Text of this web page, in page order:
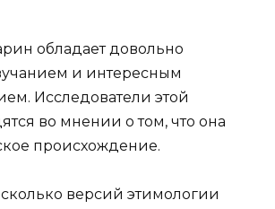
обладает довольно
и интересным
Исследователи этой
во мнении о том, что она
происхождение.
версий этимологии